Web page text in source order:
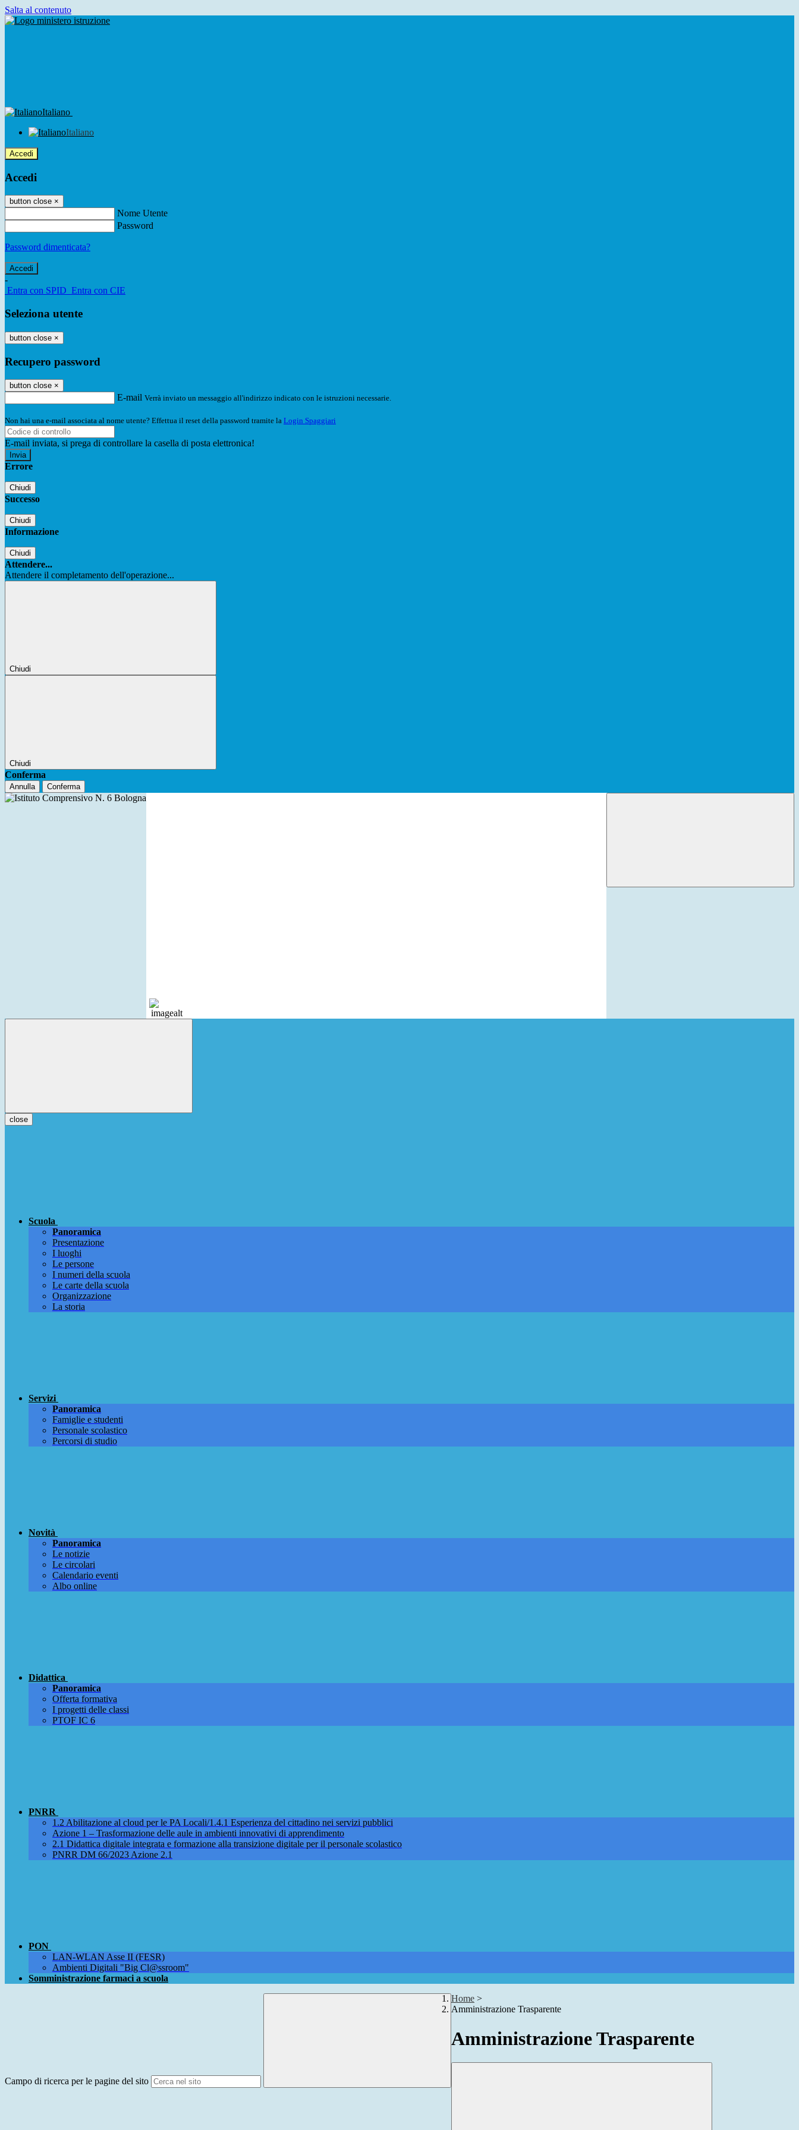
Salta al contenuto
Italiano
Italiano
Accedi
Accedi
button close ×
Nome Utente
Password
Password dimenticata?
-
Entra con SPID Entra con CIE
Seleziona utente
button close ×
Recupero password
button close ×
E-mail Verrà inviato un messaggio all'indirizzo indicato con le istruzioni necessarie.
Non hai una e-mail associata al nome utente? Effettua il reset della password tramite la Login Spaggiari
E-mail inviata, si prega di controllare la casella di posta elettronica!
Errore
Chiudi
Successo
Chiudi
Informazione
Chiudi
Attendere...
Attendere il completamento dell'operazione...
Chiudi
Chiudi
Conferma
Annulla Conferma
close
Scuola
Panoramica
Presentazione
I luoghi
Le persone
I numeri della scuola
Le carte della scuola
Organizzazione
La storia
Servizi
Panoramica
Famiglie e studenti
Personale scolastico
Percorsi di studio
Novità
Panoramica
Le notizie
Le circolari
Calendario eventi
Albo online
Didattica
Panoramica
Offerta formativa
I progetti delle classi
PTOF IC 6
PNRR
1.2 Abilitazione al cloud per le PA Locali/1.4.1 Esperienza del cittadino nei servizi pubblici
Azione 1 – Trasformazione delle aule in ambienti innovativi di apprendimento
2.1 Didattica digitale integrata e formazione alla transizione digitale per il personale scolastico
PNRR DM 66/2023 Azione 2.1
PON
LAN-WLAN Asse II (FESR)
Ambienti Digitali "Big Cl@ssroom"
Somministrazione farmaci a scuola
Campo di ricerca per le pagine del sito
Home >
Amministrazione Trasparente
Amministrazione Trasparente